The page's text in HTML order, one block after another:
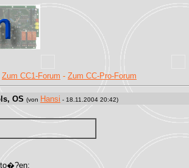
Zum CC1-Forum - Zum CC-Pro-Forum
OS (von Hansi - 18.11.2004 20:42)